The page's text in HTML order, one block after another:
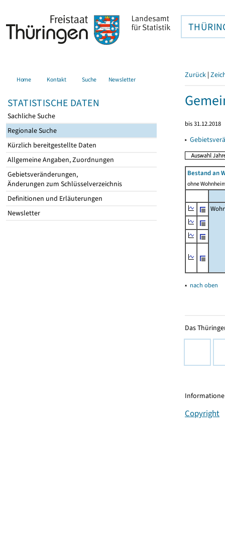
Home Kontakt Suche Newsletter
STATISTISCHE DATEN
Sachliche Suche
Regionale Suche
Kürzlich bereitgestellte Daten
Allgemeine Angaben, Zuordnungen
Gebietsveränderungen,
Änderungen zum Schlüsselverzeichnis
Definitionen und Erläuterungen
Newsletter
Zurück |
bis 31.12.2018
▸
Bestand an
ohne
▴ nach oben
Das
Copyright